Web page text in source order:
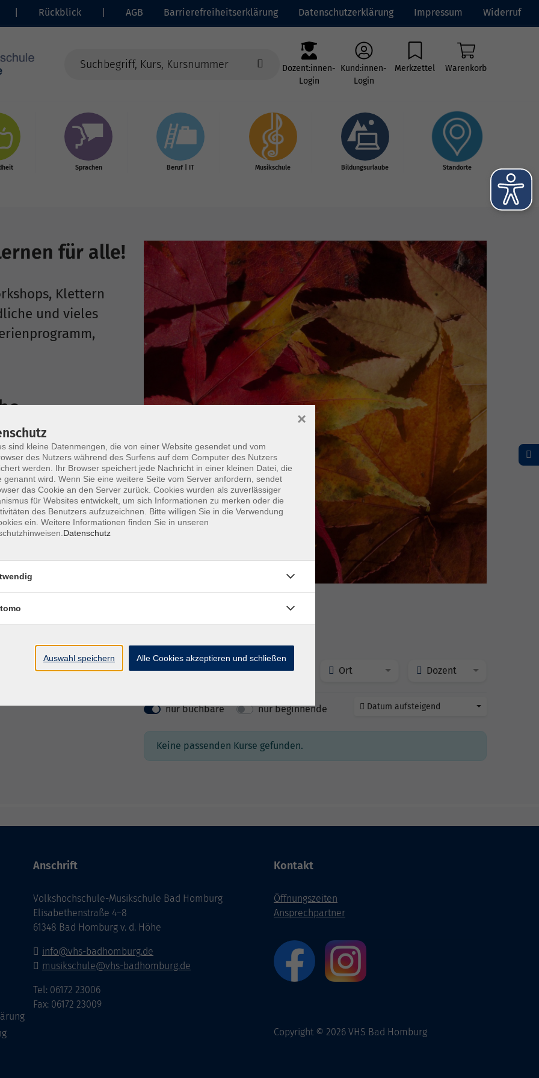
Rückblick AGB Barrierefreiheitserklärung Datenschutzerklärung Impressum Widerruf
Dozent:innen-
Login
Kund:innen-
Login
Merkzettel Warenkorb
Sprachen Beruf | IT Musikschule Bildungsurlaube Standorte
für alle!
Klettern
und vieles
Dozent
Datum aufsteigend
Für Erwachsene
Wochentage Tageszeit Ort Dozent
nur buchbare nur beginnende Datum aufsteigend
Keine passenden Kurse gefunden.
Anschrift
Volkshochschule-Musikschule Bad Homburg
Elisabethenstraße 4–8
61348 Bad Homburg v. d. Höhe
info@vhs-badhomburg.de
musikschule@vhs-badhomburg.de
Tel: 06172 23006
Fax: 06172 23009
Kontakt
Öffnungszeiten
Ansprechpartner
Copyright © 2026 VHS Bad Homburg
sind kleine Datenmengen, die von einer Website gesendet und vom
des Nutzers während des Surfens auf dem Computer des Nutzers
werden. Ihr Browser speichert jede Nachricht in einer kleinen Datei, die
genannt wird. Wenn Sie eine weitere Seite vom Server anfordern, sendet
das Cookie an den Server zurück. Cookies wurden als zuverlässiger
für Websites entwickelt, um sich Informationen zu merken oder die
des Benutzers aufzuzeichnen. Bitte willigen Sie in die Verwendung
ein. Weitere Informationen finden Sie in unseren
Datenschutz
×
Auswahl speichern Alle Cookies akzeptieren und schließen